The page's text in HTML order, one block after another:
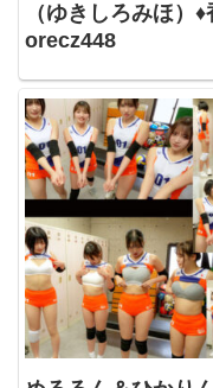
（ゆきしろみほ）
orecz448